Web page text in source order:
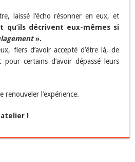
laissé l’écho résonner en eux, et
qu’ils décrivent eux-mêmes si
».
fiers d’avoir accepté d’être là, de
certains d’avoir dépassé leurs
renouveler l’expérience.
!